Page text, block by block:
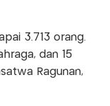
3.713 orang.
dan 15
Ragunan,